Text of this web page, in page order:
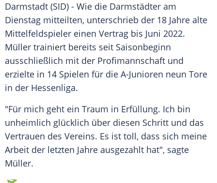
Darmstadt (SID) - Wie die Darmstädter am
Dienstag mitteilten, unterschrieb der 18 Jahre alte
Mittelfeldspieler einen Vertrag bis Juni 2022.
Müller trainiert bereits seit Saisonbeginn
ausschließlich mit der Profimannschaft und
erzielte in 14 Spielen für die A-Junioren neun Tore
in der Hessenliga.
"Für mich geht ein Traum in Erfüllung. Ich bin
unheimlich glücklich über diesen Schritt und das
Vertrauen des Vereins. Es ist toll, dass sich meine
Arbeit der letzten Jahre ausgezahlt hat", sagte
Müller.